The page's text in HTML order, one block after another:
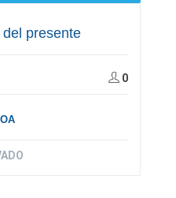
presente
0